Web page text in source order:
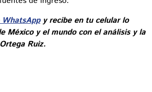
y recibe en tu celular lo
México y el mundo con el análisis y la
Ruiz.